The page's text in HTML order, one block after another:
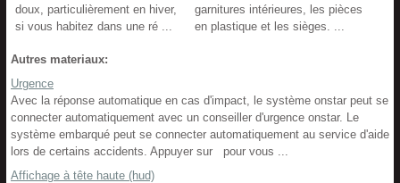
doux, particulièrement en hiver,
si vous habitez dans une ré ...
garnitures intérieures, les pièces
en plastique et les sièges. ...
Autres materiaux:
Urgence
Avec la réponse automatique en cas d'impact, le système onstar peut se
connecter automatiquement avec un conseiller d'urgence onstar. Le
système embarqué peut se connecter automatiquement au service d'aide
lors de certains accidents. Appuyer sur pour vous ...
Affichage à tête haute (hud)